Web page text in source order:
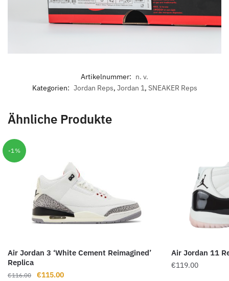
Artikelnummer: n. v.
Kategorien: Jordan Reps, Jordan 1, SNEAKER Reps
Ähnliche Produkte
-1%
Air Jordan 3 ‘White Cement Reimagined’
Replica
€116.00
Ursprünglicher
€115.00Aktueller
Air Jordan 11
€119.00